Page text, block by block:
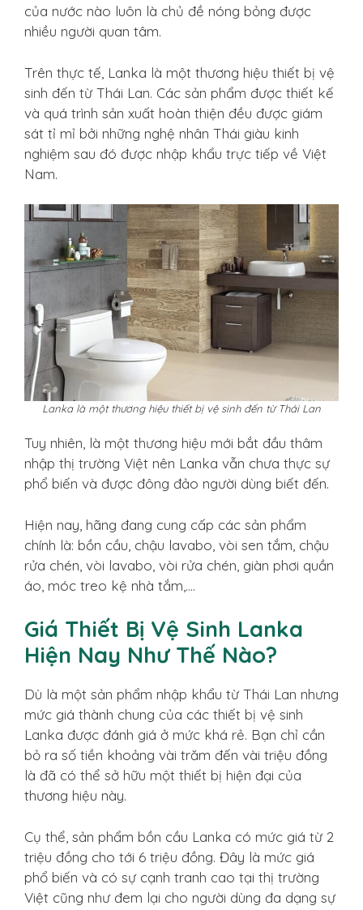
của nước nào luôn là chủ đề nóng bỏng được
nhiều người quan tâm.
Trên thực tế, Lanka là một thương hiệu thiết bị vệ
sinh đến từ Thái Lan. Các sản phẩm được thiết kế
và quá trình sản xuất hoàn thiện đều được giám
sát tỉ mỉ bởi những nghệ nhân Thái giàu kinh
nghiệm sau đó được nhập khẩu trực tiếp về Việt
Nam.
Lanka là một thương hiệu thiết bị vệ sinh đến từ Thái Lan
Tuy nhiên, là một thương hiệu mới bắt đầu thâm
nhập thị trường Việt nên Lanka vẫn chưa thực sự
phổ biến và được đông đảo người dùng biết đến.
Hiện nay, hãng đang cung cấp các sản phẩm
chính là: bồn cầu, chậu lavabo, vòi sen tắm, chậu
rửa chén, vòi lavabo, vòi rửa chén, giàn phơi quần
áo, móc treo kệ nhà tắm,….
Giá Thiết Bị Vệ Sinh Lanka
Hiện Nay Như Thế Nào?
Dù là một sản phẩm nhập khẩu từ Thái Lan nhưng
mức giá thành chung của các thiết bị vệ sinh
Lanka được đánh giá ở mức khá rẻ. Bạn chỉ cần
bỏ ra số tiền khoảng vài trăm đến vài triệu đồng
là đã có thể sở hữu một thiết bị hiện đại của
thương hiệu này.
Cụ thể, sản phẩm bồn cầu Lanka có mức giá từ 2
triệu đồng cho tới 6 triệu đồng. Đây là mức giá
phổ biến và có sự cạnh tranh cao tại thị trường
Việt cũng như đem lại cho người dùng đa dạng sự